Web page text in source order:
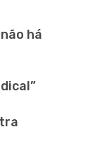
há